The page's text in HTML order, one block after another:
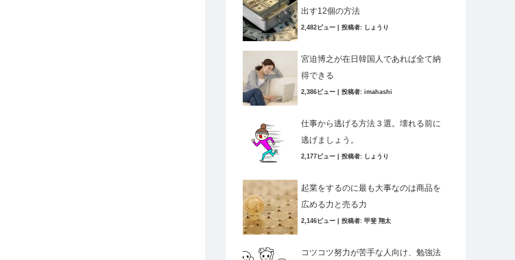
出す12個の方法
2,482ビュー 投稿者: しょうり
宮迫博之が在日韓国人であれば全て納
得できる
2,386ビュー 投稿者: imahashi
仕事から逃げる方法３選。壊れる前に
逃げましょう。
2,177ビュー 投稿者: しょうり
起業をするのに最も大事なのは商品を
広める力と売る力
2,146ビュー 投稿者: 甲斐 翔太
コツコツ努力が苦手な人向け、勉強法